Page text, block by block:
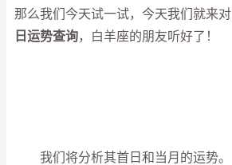
那么我们今天试一试，今天我们就来对
日运势查询，白羊座的朋友听好了！
我们将分析其首日和当月的运势。